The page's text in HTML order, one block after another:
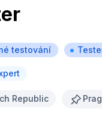
testování
Republic